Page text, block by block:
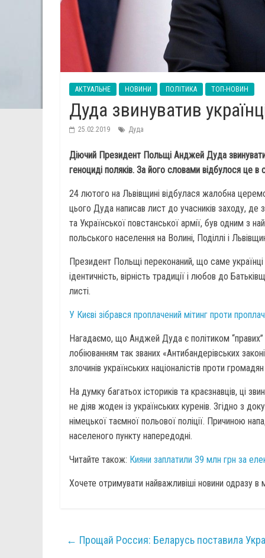
АКТУАЛЬНЕ НОВИНИ ПОЛІТИКА ТОП-НОВИН
Дуда звинуватив
25.02.2019 Дуда
Діючий Президент Польщі Анджей Дуда звинуватив
геноциді поляків. За його словами відбулося це
24 лютого на Львівщині відбулася жалобна
цього Дуда написав лист до учасників заходу, де
та Української повстанської армії, був одним з
польського населення на Волині, Поділлі і
Президент Польщі переконаний, що саме українці
ідентичність, вірність традиції і любов до
листі.
У Києві зібрався проплачений мітинг проти
Нагадаємо, що Анджей Дуда є політиком “правих”
лобіюванням так званих «Антибандерівських
злочинів українських націоналістів проти
На думку багатьох істориків та краєзнавців, ці
не діяв жоден із українських куренів. Згідно з
німецької таємної польової поліції. Причиною
населеного пункту напередодні.
Читайте також: Кияни заплатили 39 млн грн за
Хочете отримувати найважливіші новини одразу
← Прощай Россия: Беларусь поставила